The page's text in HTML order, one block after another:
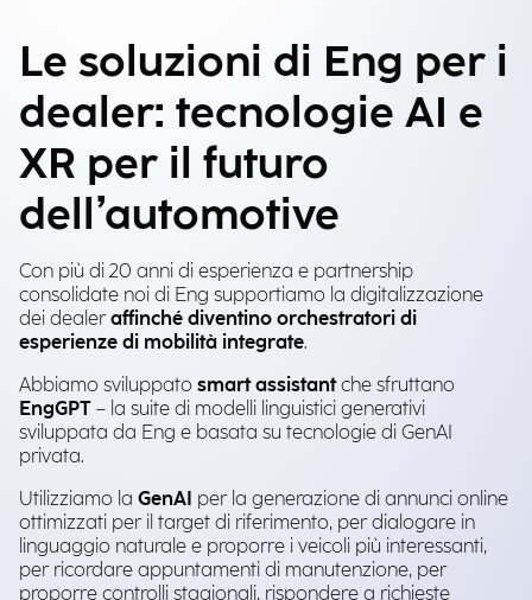
Le soluzioni di Eng per i
dealer: tecnologie AI e
XR per il futuro
dell’automotive
Con più di 20 anni di esperienza e partnership
consolidate noi di Eng supportiamo la digitalizzazione
dei dealeraffinché diventino orchestratori di
esperienze di mobilità integrate.
Abbiamo sviluppato smart assistantche sfruttano
EngGPT – la suite di modelli linguistici generativi
sviluppata da Eng e basata su tecnologie di GenAI
privata.
Utilizziamo la GenAI per la generazione di annunci online
ottimizzati per il target di riferimento, per dialogare in
linguaggio naturale e proporre i veicoli più interessanti,
per ricordare appuntamenti di manutenzione, per
proporre controlli stagionali, rispondere a richieste